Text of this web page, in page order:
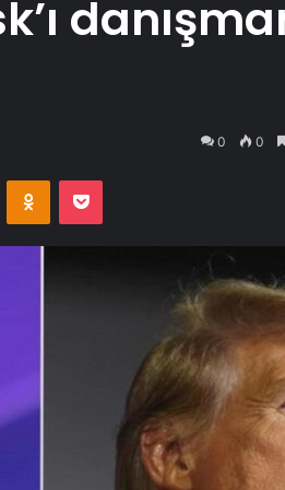
0 0
Odnoklassniki
Pocket